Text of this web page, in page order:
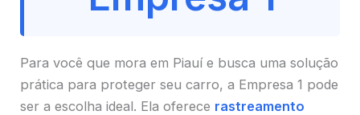
Para você que mora em Piauí e busca uma solução
prática para proteger seu carro, a Empresa 1 pode
ser a escolha ideal. Ela oferece rastreamento